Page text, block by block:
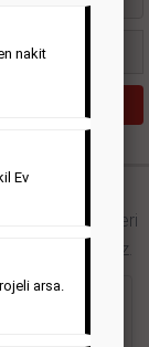
ilan türleri
inceleyebilirsiniz.
nakit
Ev
arsa.